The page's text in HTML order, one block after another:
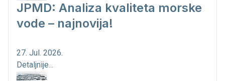
JPMD: Analiza kvaliteta morske
vode – najnovija!
27. Jul. 2026.
Detaljnije...